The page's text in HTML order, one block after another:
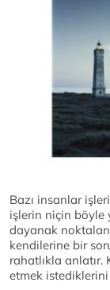
Bazı insanlar
işlerin niçin böyle
dayanak
kendilerine bir
rahatlıkla anlatır.
etmek